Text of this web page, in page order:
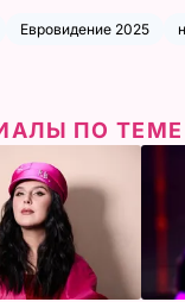
Евровидение 2025
ПО ТЕМЕ